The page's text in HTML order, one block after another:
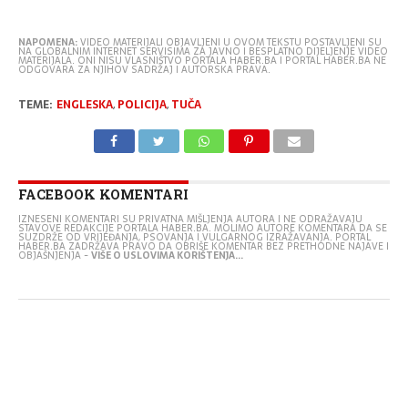
pic.twitter.com/dikVX8VmTP
— Benonwine
(@benonwine)July 24,
2024
NAPOMENA:VIDEO MATERIJALI OBJAVLJENI U OVOM TEKSTU POSTAVLJENI SU
NA GLOBALNIM INTERNET SERVISIMA ZA JAVNO I BESPLATNO DIJELJENJE VIDEO
MATERIJALA. ONI NISU VLASNIŠTVO PORTALA HABER.BA I PORTAL HABER.BA NE
ODGOVARA ZA NJIHOV SADRŽAJ I AUTORSKA PRAVA.
TEME: ENGLESKA, POLICIJA, TUČA
FACEBOOK KOMENTARI
IZNESENI KOMENTARI SU PRIVATNA MIŠLJENJA AUTORA I NE ODRAŽAVAJU
STAVOVE REDAKCIJE PORTALA HABER.BA. MOLIMO AUTORE KOMENTARA DA SE
SUZDRŽE OD VRIJEĐANJA, PSOVANJA I VULGARNOG IZRAŽAVANJA. PORTAL
HABER.BA ZADRŽAVA PRAVO DA OBRIŠE KOMENTAR BEZ PRETHODNE NAJAVE I
OBJAŠNJENJA -VIŠE O USLOVIMA KORIŠTENJA...